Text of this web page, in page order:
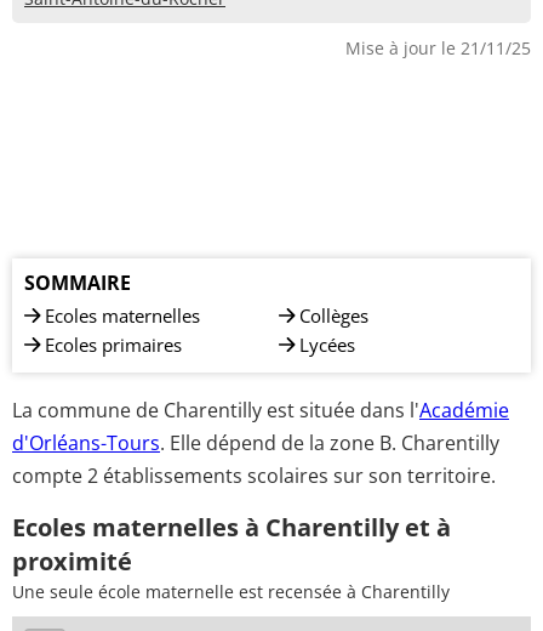
Mise à jour le 21/11/25
SOMMAIRE
Ecoles maternelles
Ecoles primaires
Collèges
Lycées
La commune de Charentilly est située dans l'Académie
d'Orléans-Tours. Elle dépend de la zone B. Charentilly
compte 2 établissements scolaires sur son territoire.
Ecoles maternelles à Charentilly et à
proximité
Une seule école maternelle est recensée à Charentilly